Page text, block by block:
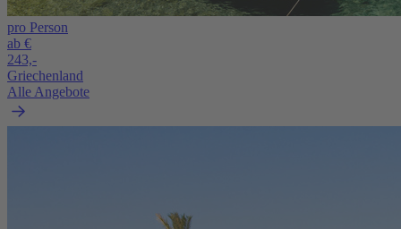
pro Person
ab €
243,-
Griechenland
Alle Angebote